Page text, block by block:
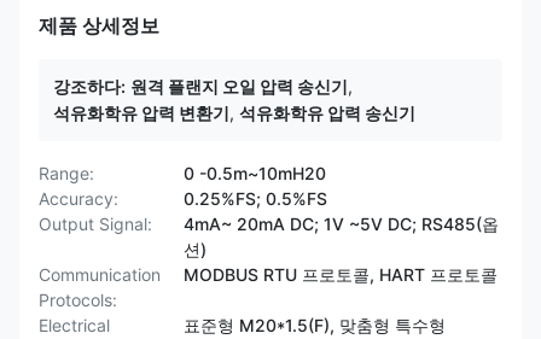
제품 상세정보
강조하다: 원격 플랜지 오일 압력 송신기,
석유화학유 압력 변환기, 석유화학유 압력 송신기
Range:
0 -0.5m~10mH20
Accuracy:
0.25%FS; 0.5%FS
Output Signal:
4mA~ 20mA DC; 1V ~5V DC; RS485(옵
션)
Communication
Protocols:
MODBUS RTU 프로토콜, HART 프로토콜
Electrical
표준형 M20*1.5(F), 맞춤형 특수형